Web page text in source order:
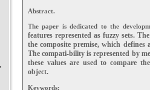
Abstract.
The paper is dedicated to the
features represented as fuzzy sets.
thecomposite premise, which
The compati-bility is represented by
these values are usedto compare
object.
Keywords: